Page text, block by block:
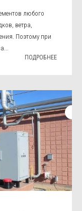
любого
ветра,
Поэтому при
ПОДРОБНЕЕ